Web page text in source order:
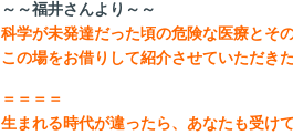
～～福井さんより～～
科学が未発達だった頃の危険な医療とそ
この場をお借りして紹介させていただき
＝＝＝＝
生まれる時代が違ったら、あなたも受け